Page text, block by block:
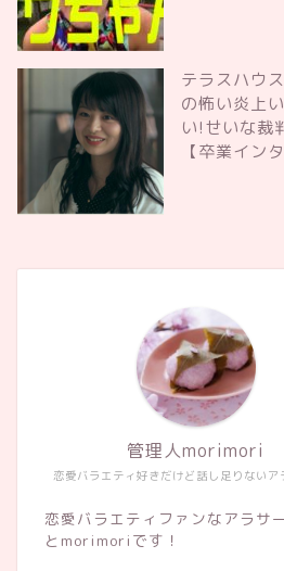
テラスハウ
の怖い炎上
い!せいな裁
【卒業イン
恋愛バラエティ好きだけど話し足りないア
管理人morimori
恋愛バラエティファンなアラサ
とmorimoriです！